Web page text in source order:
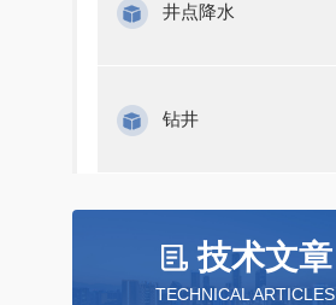
井点降水
钻井
技术文章
TECHNICAL ARTICLES